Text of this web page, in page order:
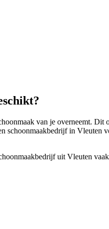
van je overneemt.
schoonmaakbedrijf in
uit Vleuten